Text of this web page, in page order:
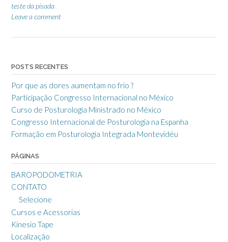
teste da pisada
Leave a comment
POSTS RECENTES
Por que as dores aumentam no frio ?
Participação Congresso Internacional no México
Curso de Posturologia Ministrado no México
Congresso Internacional de Posturologia na Espanha
Formação em Posturologia Integrada Montevidéu
PÁGINAS
BAROPODOMETRIA
CONTATO
Selecione
Cursos e Acessorias
Kinesio Tape
Localização